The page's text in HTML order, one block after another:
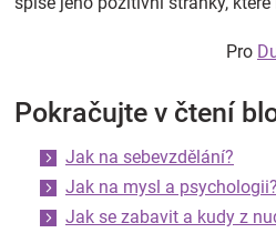
Pro
Pokračujte v čtení
Jak na sebevzdělání?
Jak na mysl a psychologii?
Jak se zabavit a kudy z